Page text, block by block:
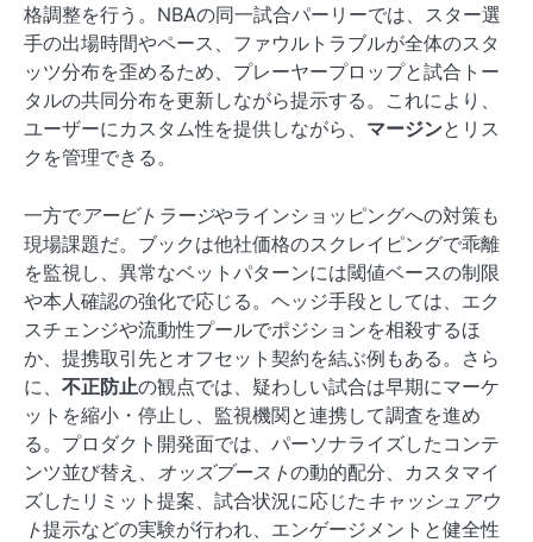
格調整を行う。NBAの同一試合パーリーでは、スター選
手の出場時間やペース、ファウルトラブルが全体のスタ
ッツ分布を歪めるため、プレーヤープロップと試合トー
タルの共同分布を更新しながら提示する。これにより、
ユーザーにカスタム性を提供しながら、 マージンとリス
クを管理できる。
一方で アービトラージやラインショッピングへの対策も
現場課題だ。ブックは他社価格のスクレイピングで乖離
を監視し、異常なベットパターンには閾値ベースの制限
や本人確認の強化で応じる。ヘッジ手段としては、エク
スチェンジや流動性プールでポジションを相殺するほ
か、提携取引先とオフセット契約を結ぶ例もある。さら
に、 不正防止の観点では、疑わしい試合は早期にマーケ
ットを縮小・停止し、監視機関と連携して調査を進め
る。プロダクト開発面では、パーソナライズしたコンテ
ンツ並び替え、 オッズブーストの動的配分、カスタマイ
ズしたリミット提案、試合状況に応じた キャッシュアウ
ト提示などの実験が行われ、エンゲージメントと健全性